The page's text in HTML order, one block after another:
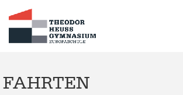
FAHRTEN